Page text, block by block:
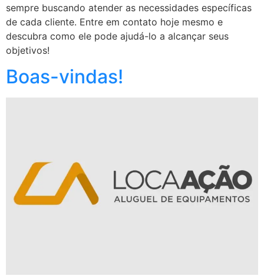
sempre buscando atender as necessidades específicas
de cada cliente. Entre em contato hoje mesmo e
descubra como ele pode ajudá-lo a alcançar seus
objetivos!
Boas-vindas!